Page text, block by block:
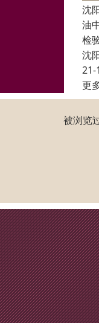
沈
油
检
沈
21-
更
被浏览